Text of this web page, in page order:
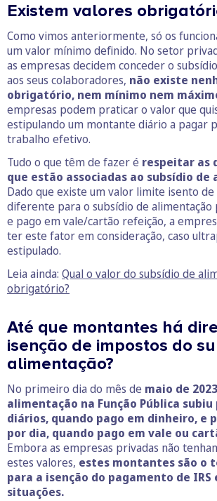
Existem valores
Como vimos anteriormente, só os
um valor mínimo definido. No setor
as empresas decidem conceder o
aos seus colaboradores, não existe
obrigatório, nem mínimo nem
empresas podem praticar o valor que
estipulando um montante diário a pagar
trabalho efetivo.
Tudo o que têm de fazer é respeitar as
que estão associadas ao subsídio de
Dado que existe um valor limite isento
diferente para o subsídio de alimentação
e pago em vale/cartão refeição, a
ter este fator em consideração, caso
estipulado.
Leia ainda: Qual o valor do subsídio de
obrigatório?
Até que montantes há
isenção de impostos do
alimentação?
No primeiro dia do mês de maio de
alimentação na Função Pública subiu
diários, quando pago em dinheiro, e
por dia, quando pago em vale ou
Embora as empresas privadas não
estes valores, estes montantes são o
para a isenção do pagamento de IRS
situações.